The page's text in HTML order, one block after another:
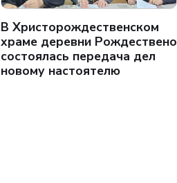
В Христорождественском
храме деревни Рождествено
состоялась передача дел
новому настоятелю